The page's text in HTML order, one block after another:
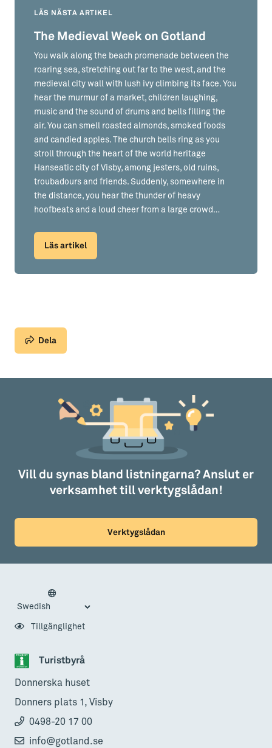
LÄS NÄSTA ARTIKEL
The Medieval Week on Gotland
You walk along the beach promenade between the
roaring sea, stretching out far to the west, and the
medieval city wall with lush ivy climbing its face. You
hear the murmur of a market, children laughing,
music and the sound of drums and bells filling the
air. You can smell roasted almonds, smoked foods
and candied apples. The church bells ring as you
stroll through the heart of the world heritage
Hanseatic city of Visby, among jesters, old ruins,
troubadours and friends. Suddenly, somewhere in
the distance, you hear the thunder of heavy
hoofbeats and a loud cheer from a large crowd…
Läs artikel
Dela
Vill du synas bland listningarna? Anslut er
verksamhet till verktygslådan!
Verktygslådan
Turistbyrå
Donnerska huset
Donners plats 1, Visby
0498-20 17 00
info@gotland.se
Tillgänglighet